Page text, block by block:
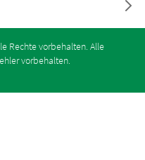
Rechte vorbehalten. Alle
vorbehalten.